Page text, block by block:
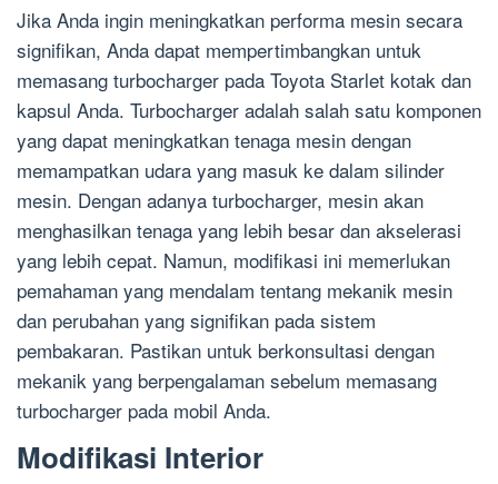
Jika Anda ingin meningkatkan performa mesin secara
signifikan, Anda dapat mempertimbangkan untuk
memasang turbocharger pada Toyota Starlet kotak dan
kapsul Anda. Turbocharger adalah salah satu komponen
yang dapat meningkatkan tenaga mesin dengan
memampatkan udara yang masuk ke dalam silinder
mesin. Dengan adanya turbocharger, mesin akan
menghasilkan tenaga yang lebih besar dan akselerasi
yang lebih cepat. Namun, modifikasi ini memerlukan
pemahaman yang mendalam tentang mekanik mesin
dan perubahan yang signifikan pada sistem
pembakaran. Pastikan untuk berkonsultasi dengan
mekanik yang berpengalaman sebelum memasang
turbocharger pada mobil Anda.
Modifikasi Interior